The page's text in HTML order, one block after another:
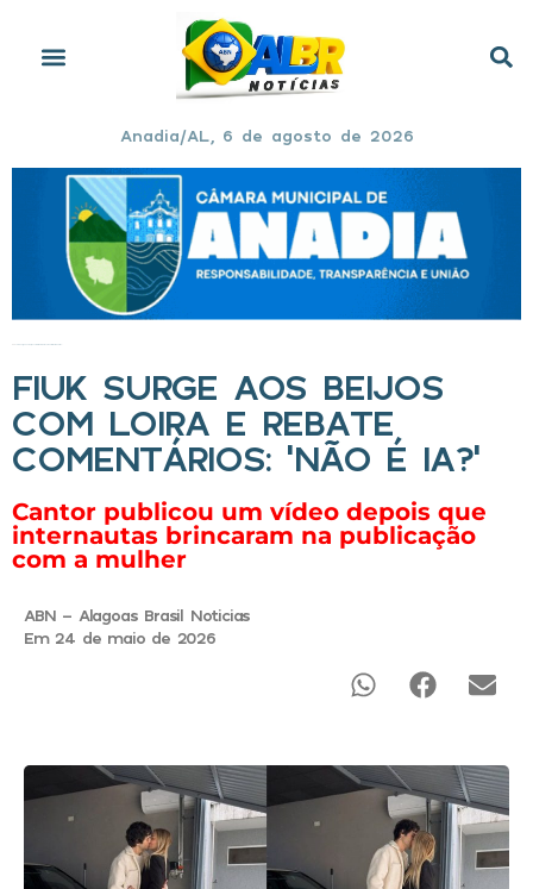
Anadia/AL, 6 de agosto de 2026
FIUK SURGE AOS BEIJOS
COM LOIRA E REBATE
COMENTÁRIOS: ‘NÃO É IA?’
Cantor publicou um vídeo depois que
internautas brincaram na publicação
com a mulher
ABN - Alagoas Brasil Noticias
Em 24 de maio de 2026